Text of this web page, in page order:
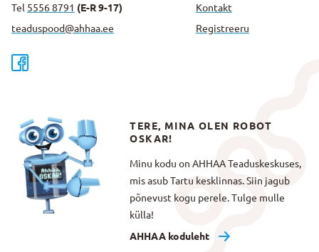
Tel 5556 8791 (E-R 9-17)
teaduspood@ahhaa.ee
Kontakt
Registreeru
TERE, MINA OLEN ROBOT
OSKAR!
Minu kodu on AHHAA Teaduskeskuses,
mis asub Tartu kesklinnas. Siin jagub
põnevust kogu perele. Tulge mulle
külla!
AHHAA koduleht